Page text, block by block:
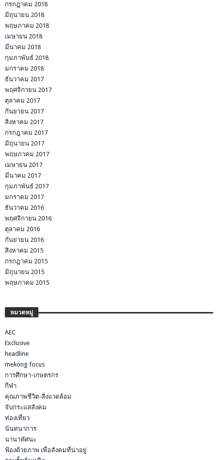
กรกฎาคม 2018
มิถุนายน 2018
พฤษภาคม 2018
เมษายน 2018
มีนาคม 2018
กุมภาพันธ์ 2018
มกราคม 2018
ธันวาคม 2017
พฤศจิกายน 2017
ตุลาคม 2017
กันยายน 2017
สิงหาคม 2017
กรกฎาคม 2017
มิถุนายน 2017
พฤษภาคม 2017
เมษายน 2017
มีนาคม 2017
กุมภาพันธ์ 2017
มกราคม 2017
ธันวาคม 2016
พฤศจิกายน 2016
ตุลาคม 2016
กันยายน 2016
สิงหาคม 2015
กรกฎาคม 2015
มิถุนายน 2015
พฤษภาคม 2015
หมวดหมู่
AEC
Exclusive
headline
mekong focus
การศึกษา-เกษตรกร
กีฬา
คุณภาพชีวิต-สิ่งแวดล้อม
จับกระแสสังคม
ท่องเที่ยว
นันทนาการ
นานาทัศนะ
ฟ้องด้วยภาพ เพื่อสังคมที่น่าอยู่